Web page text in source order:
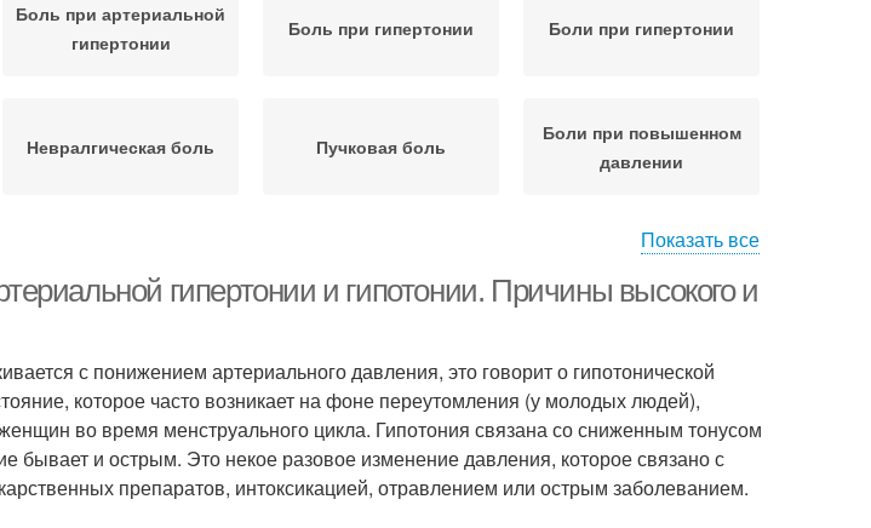
Боль при артериальной
гипертонии
Боль при гипертонии Боли при гипертонии
Невралгическая боль Пучковая боль
Боли при повышенном
давлении
Показать все
гипертонии и гипотонии. Причины высокого и
с понижением артериального давления, это говорит о гипотонической
которое часто возникает на фоне переутомления (у молодых людей),
во время менструального цикла. Гипотония связана со сниженным тонусом
бывает и острым. Это некое разовое изменение давления, которое связано с
препаратов, интоксикацией, отравлением или острым заболеванием.